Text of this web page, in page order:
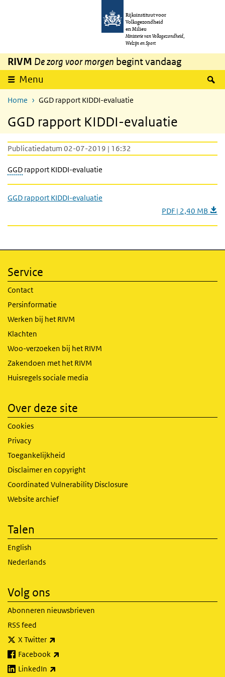
Overslaan en naar de inhoud gaan
Rijksinstituut voor
Volksgezondheid
en Milieu
Ministerie van Volksgezondheid,
Welzijn en Sport
RIVM De zorg voor morgen begint vandaag
Menu
Home GGD rapport KIDDI-evaluatie
GGD rapport KIDDI-evaluatie
Publicatiedatum 02-07-2019 | 16:32
GGD rapport KIDDI-evaluatie
GGD rapport KIDDI-evaluatie
PDF | 2,40 MB
Service
Contact
Persinformatie
Werken bij het RIVM
Klachten
Woo-verzoeken bij het RIVM
Zakendoen met het RIVM
Huisregels sociale media
Over deze site
Cookies
Privacy
Toegankelijkheid
Disclaimer en copyright
Coordinated Vulnerability Disclosure
Website archief
Talen
English
Nederlands
Volg ons
Abonneren nieuwsbrieven
RSS feed
X Twitter
Facebook
LinkedIn